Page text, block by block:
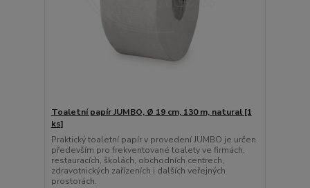
Toaletní papír JUMBO, Ø 19 cm, 130 m, natural [1
ks]
Praktický toaletní papír v provedení JUMBO je určen
především pro frekventované toalety ve firmách,
restauracích, školách, obchodních centrech,
zdravotnických zařízeních i dalších veřejných
prostorách.